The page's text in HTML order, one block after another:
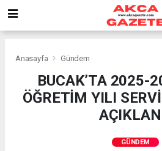
Anasayfa Gündem
BUCAK’TA 2025-
ÖĞRETİM YILI
GÜNDEM